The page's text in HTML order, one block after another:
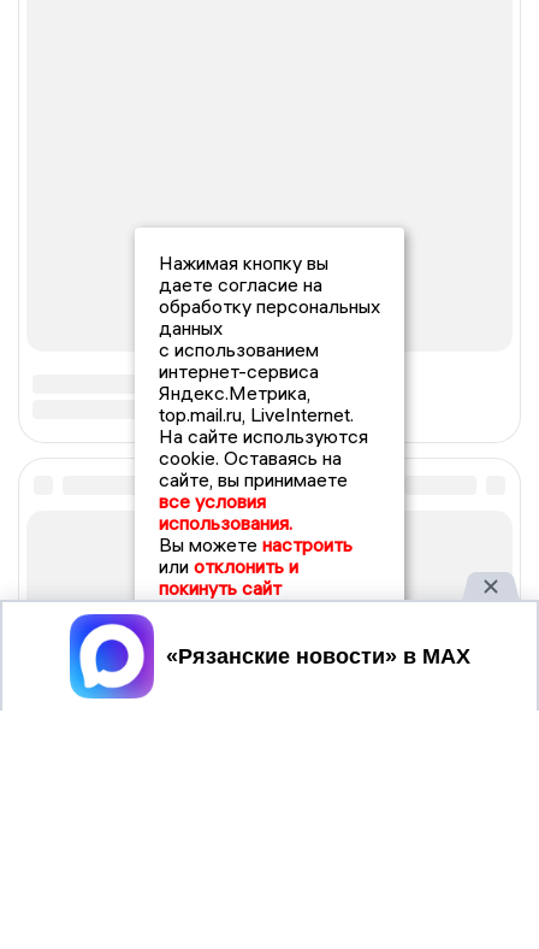
Нажимая кнопку вы
даете согласие на
обработку персональных
данных
с использованием
интернет-сервиса
Яндекс.Метрика,
top.mail.ru, LiveInternet.
На сайте используются
cookie. Оставаясь на
сайте, вы принимаете
все условия
использования.
Вы можете настроить
или отклонить и
покинуть сайт
Принять